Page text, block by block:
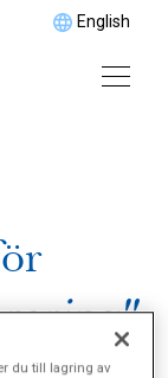
English
du till lagring av